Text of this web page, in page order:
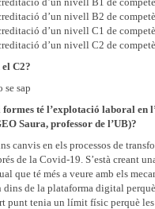
d’un nivell B2 de
d’un nivell C1 de
d’un nivell C2 de
C2?
se sap
formes té l’explotació laboral en
Saura, professor de l’UB)?
canvis en els processos de
de la Covid-19. S’està creant
que té més a veure amb els
dins de la plataforma digital
punt tenia un límit físic perquè les